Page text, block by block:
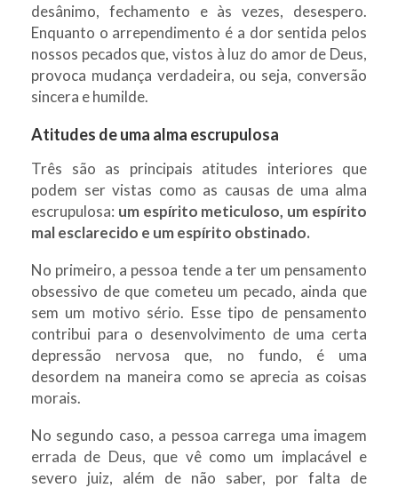
desânimo, fechamento e às vezes, desespero.
Enquanto o arrependimento é a dor sentida pelos
nossos pecados que, vistos à luz do amor de Deus,
provoca mudança verdadeira, ou seja, conversão
sincera e humilde.
Atitudes de uma alma escrupulosa
Três são as principais atitudes interiores que
podem ser vistas como as causas de uma alma
escrupulosa: um espírito meticuloso, um espírito
mal esclarecido e um espírito obstinado.
No primeiro, a pessoa tende a ter um pensamento
obsessivo de que cometeu um pecado, ainda que
sem um motivo sério. Esse tipo de pensamento
contribui para o desenvolvimento de uma certa
depressão nervosa que, no fundo, é uma
desordem na maneira como se aprecia as coisas
morais.
No segundo caso, a pessoa carrega uma imagem
errada de Deus, que vê como um implacável e
severo juiz, além de não saber, por falta de